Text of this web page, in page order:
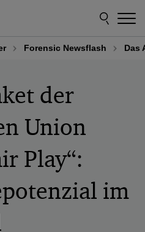
Forensic Newsflash Das
der
Union
Play“:
im